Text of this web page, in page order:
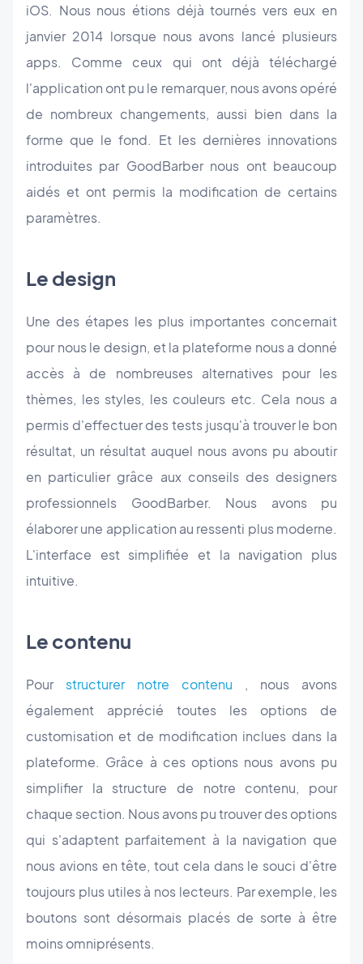
iOS. Nous nous étions déjà tournés vers eux en
janvier 2014 lorsque nous avons lancé plusieurs
apps. Comme ceux qui ont déjà téléchargé
l'application ont pu le remarquer, nous avons opéré
de nombreux changements, aussi bien dans la
forme que le fond. Et les dernières innovations
introduites par GoodBarber nous ont beaucoup
aidés et ont permis la modification de certains
paramètres.
Le design
Une des étapes les plus importantes concernait
pour nous le design, et la plateforme nous a donné
accès à de nombreuses alternatives pour les
thèmes, les styles, les couleurs etc. Cela nous a
permis d'effectuer des tests jusqu'à trouver le bon
résultat, un résultat auquel nous avons pu aboutir
en particulier grâce aux conseils des designers
professionnels GoodBarber. Nous avons pu
élaborer une application au ressenti plus moderne.
L'interface est simplifiée et la navigation plus
intuitive.
Le contenu
Pour structurer notre contenu , nous avons
également apprécié toutes les options de
customisation et de modification inclues dans la
plateforme. Grâce à ces options nous avons pu
simplifier la structure de notre contenu, pour
chaque section. Nous avons pu trouver des options
qui s'adaptent parfaitement à la navigation que
nous avions en tête, tout cela dans le souci d'être
toujours plus utiles à nos lecteurs. Par exemple, les
boutons sont désormais placés de sorte à être
moins omniprésents.